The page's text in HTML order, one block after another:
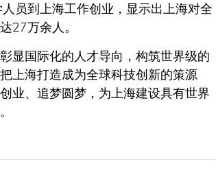
员到上海工作创业，显示出上海对全
27万余人。
国际化的人才导向，构筑世界级的
上海打造成为全球科技创新的策源
业、追梦圆梦，为上海建设具有世界